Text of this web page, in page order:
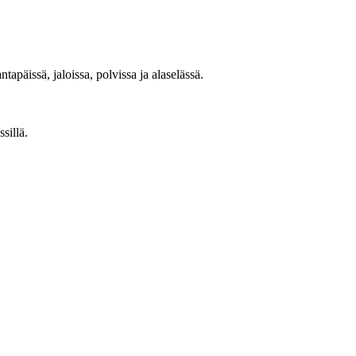
jaloissa, polvissa ja alaselässä.